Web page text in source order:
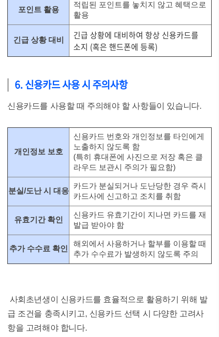
포인트 활용
적립된 포인트를 놓치지 않고 혜택으로
활용
긴급 상황 대비
긴급 상황에 대비하여 항상 신용카드를
소지 (혹은 핸드폰에 등록)
6. 신용카드 사용 시 주의사항
신용카드를 사용할 때 주의해야 할 사항들이 있습니다.
개인정보 보호
신용카드 번호와 개인정보를 타인에게
노출하지 않도록 함
(특히 휴대폰에 사진으로 저장 혹은 클
라우드 보관시 주의가 필요함)
분실/도난 시 대응
카드가 분실되거나 도난당한 경우 즉시
카드사에 신고하고 조치를 취함
유효기간 확인
신용카드 유효기간이 지나면 카드를 재
발급 받아야 함
추가 수수료 확인
해외에서 사용하거나 할부를 이용할 때
추가 수수료가 발생하지 않도록 주의
사회초년생이 신용카드를 효율적으로 활용하기 위해 발
급 조건을 충족시키고, 신용카드 선택 시 다양한 고려사
항을 고려해야 합니다.